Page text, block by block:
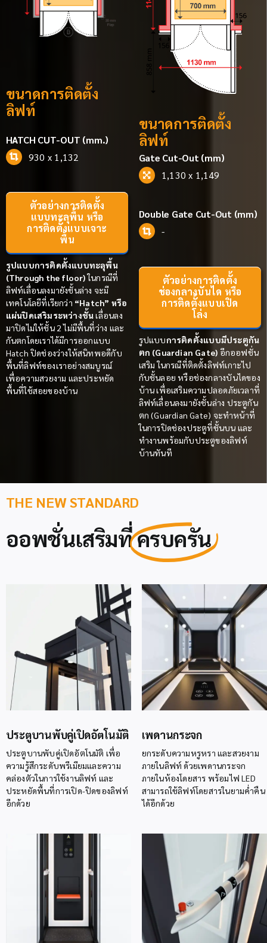
ขนาดการติดตั้ง
ลิฟท์
HATCH CUT-OUT (mm.)
930 x 1,132
ตัวอย่างการติดตั้ง
แบบทะลุพื้น หรือ
การติดตั้งแบบเจาะ
พื้น
รูปแบบการติดตั้งแบบทะลุพื้น
(Through the floor)ในกรณีที่
ลิฟท์เลื่อนลงมายังชั้นล่าง จะมี
เทคโนโลยีที่เรียกว่า “Hatch” หรือ
แผ่นปิดเสริมระหว่างชั้นเลื่อนลง
มาปิดไม่ให้ชั้น 2 ไม่มีพื้นที่ว่าง และ
กันตกโดยเราได้มีการออกแบบ
Hatch ปิดช่องว่างให้สนิทพอดีกับ
พื้นที่ลิฟท์ของเราอย่างสมบูรณ์
เพื่อความสวยงาม และประหยัด
พื้นที่ใช้สอยของบ้าน
ขนาดการติดตั้ง
ลิฟท์
Gate Cut-Out (mm)
1,130 x 1,149
Double Gate Cut-Out (mm)
-
ตัวอย่างการติดตั้ง
ช่องกลางบันได หรือ
การติดตั้งแบบเปิด
โล่ง
รูปแบบการติดตั้งแบบมีประตูกัน
ตก (Guardian Gate) อีกออฟชั่น
เสริม ในกรณีที่ติดตั้งลิฟท์เกาะไป
กับชั้นลอย หรือช่องกลางบันไดของ
บ้าน เพื่อเสริมความปลอดภัยเวลาที่
ลิฟท์เลื่อนลงมายังชั้นล่าง ประตูกัน
ตก (Guardian Gate) จะทำหน้าที่
ในการปิดช่องประตูที่ชั้นบน และ
ทำงานพร้อมกับประตูของลิฟท์
บ้านทันที
THE NEW STANDARD
ออพชั่นเสริมที่ครบครัน
ประตูบานพับคู่เปิดอัตโนมัติ
ประตูบานพับคู่เปิดอัตโนมัติ เพื่อ
ความรู้สึกระดับพรีเมียมและความ
คล่องตัวในการใช้งานลิฟท์ และ
ประหยัดพื้นที่การเปิด-ปิดของลิฟท์
อีกด้วย
เพดานกระจก
ยกระดับความหรูหรา และสวยงาม
ภายในลิฟท์ ด้วยเพดานกระจก
ภายในห้องโดยสาร พร้อมไฟ LED
สามารถใช้ลิฟท์โดยสารในยามค่ำคืน
ได้อีกด้วย